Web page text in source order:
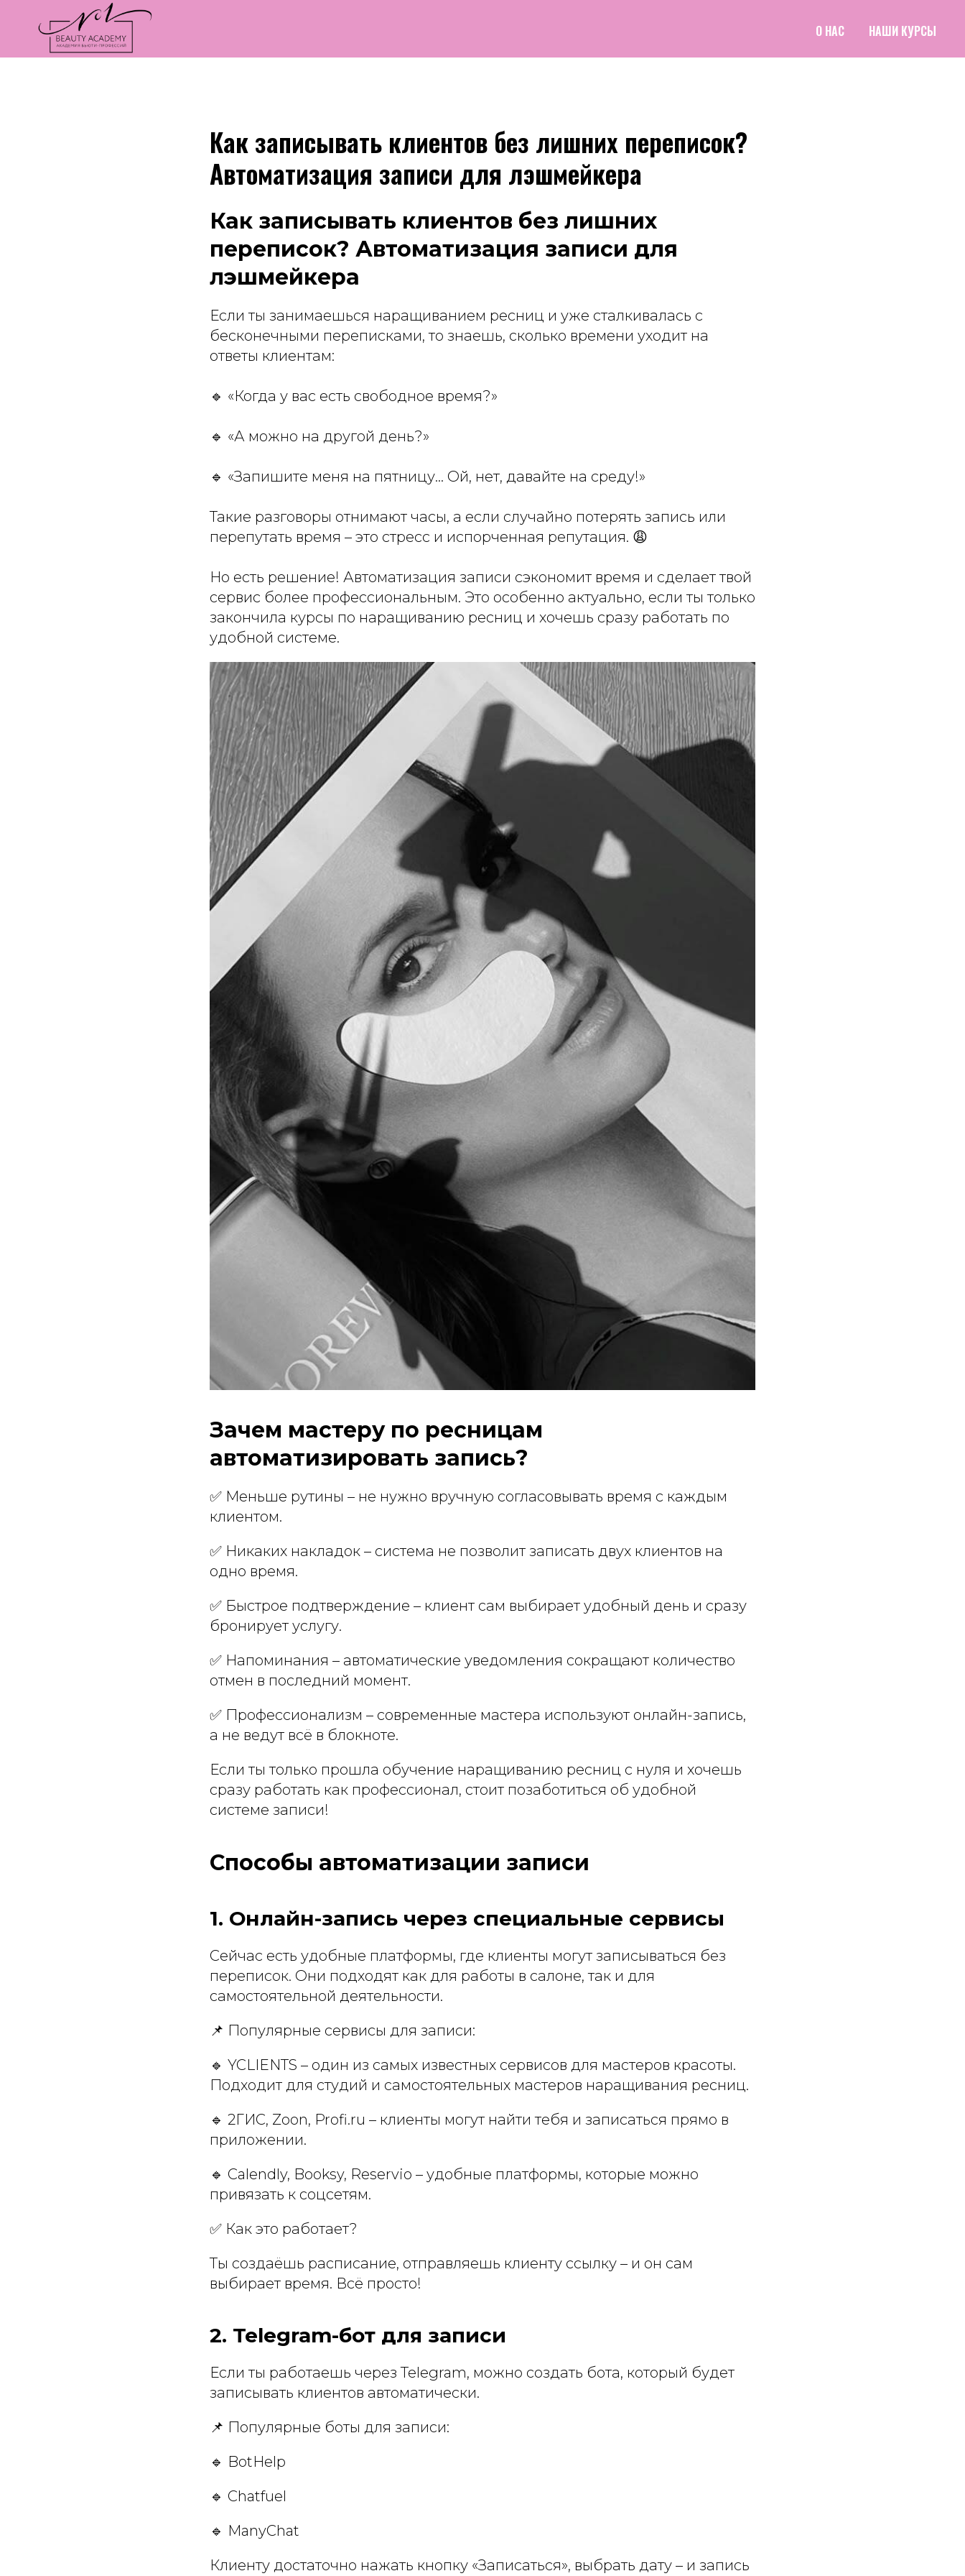
О НАС НАШИ КУРСЫ
Как записывать клиентов без лишних переписок?
Автоматизация записи для лэшмейкера
Как записывать клиентов без лишних
переписок? Автоматизация записи для
лэшмейкера
Если ты занимаешься наращиванием ресниц и уже сталкивалась с
бесконечными переписками, то знаешь, сколько времени уходит на
ответы клиентам:
🔹 «Когда у вас есть свободное время?»
🔹 «А можно на другой день?»
🔹 «Запишите меня на пятницу… Ой, нет, давайте на среду!»
Такие разговоры отнимают часы, а если случайно потерять запись или
перепутать время – это стресс и испорченная репутация. 😩
Но есть решение! Автоматизация записи сэкономит время и сделает твой
сервис более профессиональным. Это особенно актуально, если ты только
закончила курсы по наращиванию ресниц и хочешь сразу работать по
удобной системе.
Зачем мастеру по ресницам
автоматизировать запись?
✅ Меньше рутины – не нужно вручную согласовывать время с каждым
клиентом.
✅ Никаких накладок – система не позволит записать двух клиентов на
одно время.
✅ Быстрое подтверждение – клиент сам выбирает удобный день и сразу
бронирует услугу.
✅ Напоминания – автоматические уведомления сокращают количество
отмен в последний момент.
✅ Профессионализм – современные мастера используют онлайн-запись,
а не ведут всё в блокноте.
Если ты только прошла обучение наращиванию ресниц с нуля и хочешь
сразу работать как профессионал, стоит позаботиться об удобной
системе записи!
Способы автоматизации записи
1. Онлайн-запись через специальные сервисы
Сейчас есть удобные платформы, где клиенты могут записываться без
переписок. Они подходят как для работы в салоне, так и для
самостоятельной деятельности.
📌 Популярные сервисы для записи:
🔹 YCLIENTS – один из самых известных сервисов для мастеров красоты.
Подходит для студий и самостоятельных мастеров наращивания ресниц.
🔹 2ГИС, Zoon, Profi.ru – клиенты могут найти тебя и записаться прямо в
приложении.
🔹 Calendly, Booksy, Reservio – удобные платформы, которые можно
привязать к соцсетям.
✅ Как это работает?
Ты создаёшь расписание, отправляешь клиенту ссылку – и он сам
выбирает время. Всё просто!
2. Telegram-бот для записи
Если ты работаешь через Telegram, можно создать бота, который будет
записывать клиентов автоматически.
📌 Популярные боты для записи:
🔹 BotHelp
🔹 Chatfuel
🔹 ManyChat
Клиенту достаточно нажать кнопку «Записаться», выбрать дату – и запись